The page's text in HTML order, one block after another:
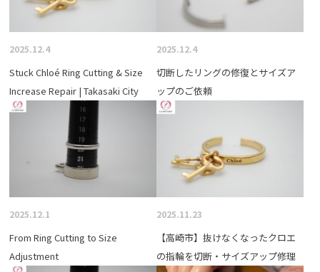
2025.12.4
Stuck Chloé Ring Cutting & Size
Increase Repair | Takasaki City
2025.12.4
切断したリングの修復とサイズア
ップのご依頼
2025.12.1
From Ring Cutting to Size
Adjustment
2025.11.23
【高崎市】抜けなくなったクロエ
の指輪を切断・サイズアップ修理